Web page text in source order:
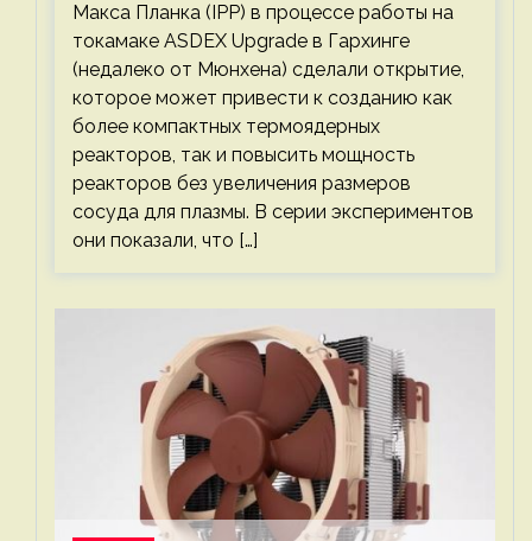
Макса Планка (IPP) в процессе работы на
токамаке ASDEX Upgrade в Гархинге
(недалеко от Мюнхена) сделали открытие,
которое может привести к созданию как
более компактных термоядерных
реакторов, так и повысить мощность
реакторов без увеличения размеров
сосуда для плазмы. В серии экспериментов
они показали, что […]